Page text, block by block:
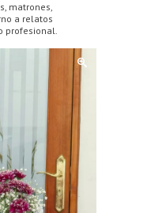
matrones,
a relatos
profesional.